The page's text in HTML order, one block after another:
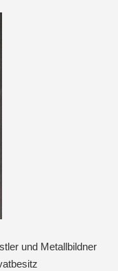
und Metallbildner